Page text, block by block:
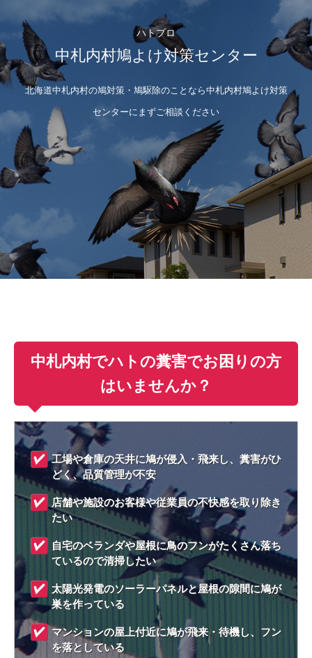
ハトプロ
中札内村鳩よけ対策センター
北海道中札内村の鳩対策・鳩駆除のことなら中札内村鳩よけ対策
センターにまずご相談ください
中札内村でハトの糞害でお困りの方
はいませんか？
工場や倉庫の天井に鳩が侵入・飛来し、糞害がひ
どく、品質管理が不安
店舗や施設のお客様や従業員の不快感を取り除き
たい
自宅のベランダや屋根に鳥のフンがたくさん落ち
ているので清掃したい
太陽光発電のソーラーパネルと屋根の隙間に鳩が
巣を作っている
マンションの屋上付近に鳩が飛来・待機し、フン
を落としている